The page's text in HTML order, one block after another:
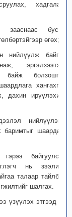
хадгалах,
зааснаас бусад
өгөх;
нийлүүлж байгаа
эргэлзээтэй,
болзошгүй
хангахгүй
дахин ирүүлэхийг
нийлүүлэгч,
баримтыг шаардах,
байгуулсан
нь зээлийн
талаар тайлбар
шалгах.
үзүүлэх этгээд нь